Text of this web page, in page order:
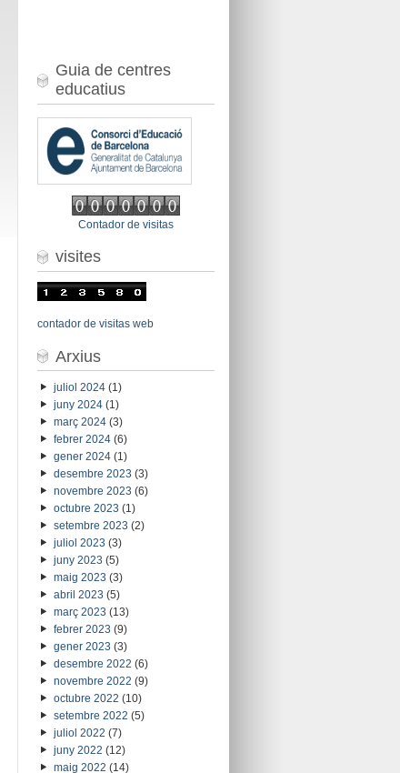
Guia de centres
educatius
Contador de visitas
visites
contador de visitas web
Arxius
juliol 2024(1)
juny 2024(1)
març 2024(3)
febrer 2024(6)
gener 2024(1)
desembre 2023 (3)
novembre 2023 (6)
octubre 2023 (1)
setembre 2023 (2)
juliol 2023 (3)
juny 2023 (5)
maig 2023 (3)
abril 2023 (5)
març 2023 (13)
febrer 2023 (9)
gener 2023 (3)
desembre 2022 (6)
novembre 2022 (9)
octubre 2022 (10)
setembre 2022 (5)
juliol 2022 (7)
juny 2022 (12)
maig 2022 (14)